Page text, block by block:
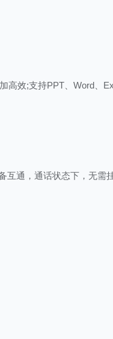
高效;支持PPT、Word、
互通，通话状态下，无需